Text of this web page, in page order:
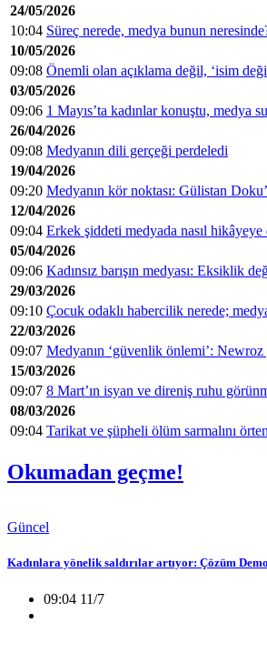
24/05/2026
10:04 Süreç nerede, medya bunun
10/05/2026
09:08 Önemli olan açıklama değil, ‘isim
03/05/2026
09:06 1 Mayıs’ta kadınlar konuştu, medya
26/04/2026
09:08 Medyanın dili gerçeği perdeledi
19/04/2026
09:20 Medyanın kör noktası: Gülistan
12/04/2026
09:04 Erkek şiddeti medyada nasıl
05/04/2026
09:06 Kadınsız barışın medyası: Eksiklik
29/03/2026
09:10 Çocuk odaklı habercilik nerede;
22/03/2026
09:07 Medyanın ‘güvenlik önlemi’:
15/03/2026
09:07 8 Mart’ın isyan ve direniş ruhu
08/03/2026
09:04 Tarikat ve şüpheli ölüm sarmalını
Okumadan geçme!
Güncel
Kadınlara yönelik saldırılar artıyor: Çözüm
09:04 11/7